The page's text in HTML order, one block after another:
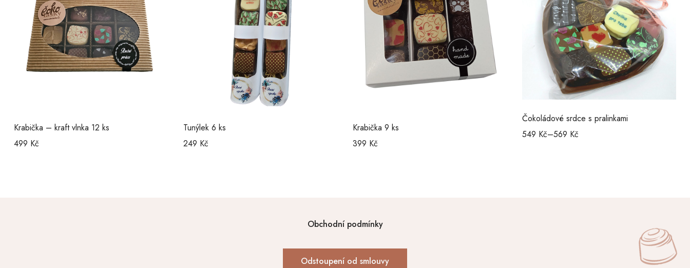
Krabička – kraft vlnka 12 ks
499 Kč
Tunýlek 6 ks
249 Kč
Krabička 9 ks
399 Kč
Čokoládové srdce s pralinkami
549 Kč–569 Kč
Obchodní podmínky
Odstoupení od smlouvy